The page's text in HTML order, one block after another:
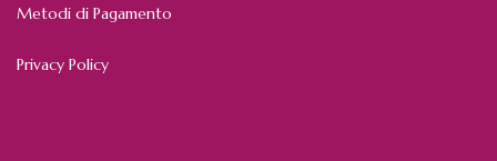
Metodi di Pagamento
Privacy Policy